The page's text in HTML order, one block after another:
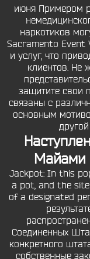
июня Примером
наркотиков
Sacramento Event
и услуг, что
клиентов. Не
защитите свои
связаны с
основным
Майами
Jackpot: In this
a pot, and the
of a designated
Соединенных
конкретного
собственные